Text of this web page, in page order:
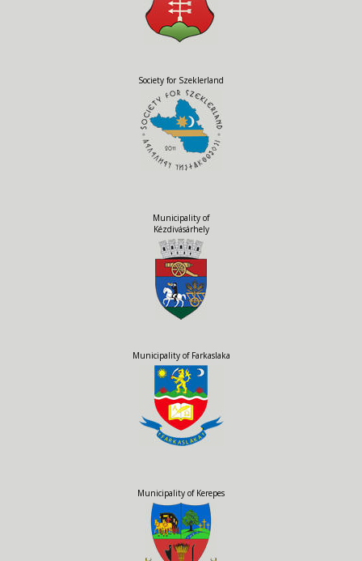
Society for Szeklerland
Municipality of
Kézdivásárhely
Municipality of Farkaslaka
Municipality of Kerepes